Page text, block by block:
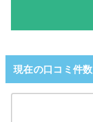
現在の口コミ件数